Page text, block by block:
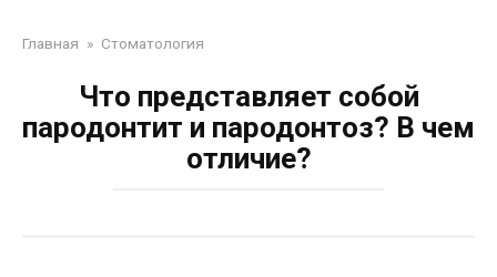
Главная » Стоматология
Что представляет собой
пародонтит и пародонтоз? В чем
отличие?